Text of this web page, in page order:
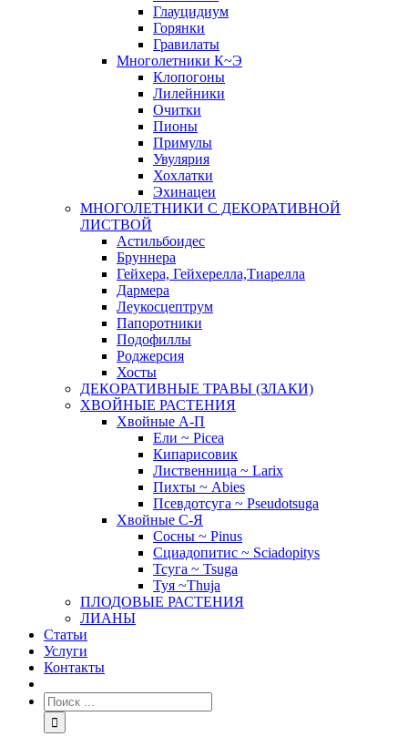
Глауцидиум
Горянки
Гравилаты
Многолетники К~Э
Клопогоны
Лилейники
Очитки
Пионы
Примулы
Увулярия
Хохлатки
Эхинацеи
МНОГОЛЕТНИКИ С ДЕКОРАТИВНОЙ
ЛИСТВОЙ
Астильбоидес
Бруннера
Гейхера, Гейхерелла,Тиарелла
Дармера
Леукосцептрум
Папоротники
Подофиллы
Роджерсия
Хосты
ДЕКОРАТИВНЫЕ ТРАВЫ (ЗЛАКИ)
ХВОЙНЫЕ РАСТЕНИЯ
Хвойные А-П
Ели ~ Picea
Кипарисовик
Лиственница ~ Larix
Пихты ~ Abies
Псевдотсуга ~ Pseudotsuga
Хвойные С-Я
Сосны ~ Pinus
Сциадопитис ~ Sciadopitys
Тсуга ~ Tsuga
Туя ~Thuja
ПЛОДОВЫЕ РАСТЕНИЯ
ЛИАНЫ
Статьи
Услуги
Контакты